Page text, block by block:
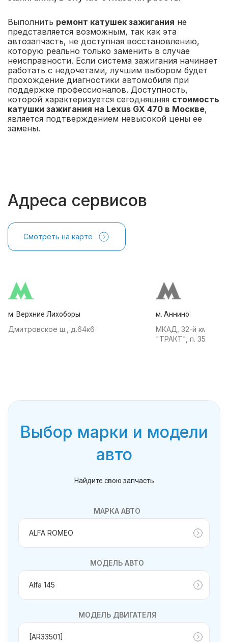
Выполнить ремонт катушек зажигания не
представляется возможным, так как эта
автозапчасть, не доступная восстановлению,
которую реально только заменить в случае
неисправности. Если система зажигания начинает
работать с недочетами, лучшим выбором будет
прохождение диагностики автомобиля при
поддержке профессионалов. Доступность,
которой характеризуется сегодняшняя стоимость
катушки зажигания на Lexus GX 470 в Москве,
является подтверждением невысокой цены ее
замены.
Адреса сервисов
Смотреть на карте
м. Верхние Лихоборы
Дмитровское ш., д.64к6
м. Аннино
МКАД, 32-й км, АТК
"ТРАКТ", п. 35
Выбор марки и модели
авто
Найдите свою запчасть
МАРКА АВТО
МОДЕЛЬ АВТО
МОДЕЛЬ ДВИГАТЕЛЯ